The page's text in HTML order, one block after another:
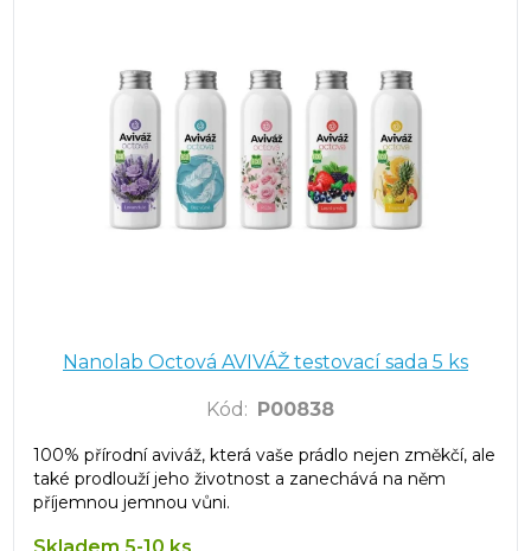
Nanolab Octová AVIVÁŽ testovací sada 5 ks
Kód : P00838
100% přírodní aviváž, která vaše prádlo nejen změkčí, ale
také prodlouží jeho životnost a zanechává na něm
příjemnou jemnou vůni.